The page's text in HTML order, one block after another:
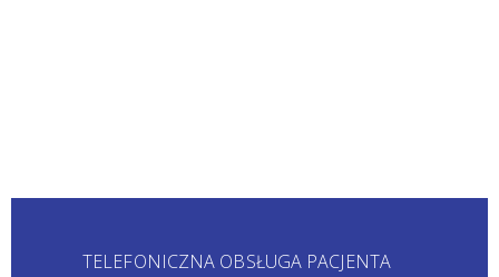
TELEFONICZNA OBSŁUGA PACJENTA